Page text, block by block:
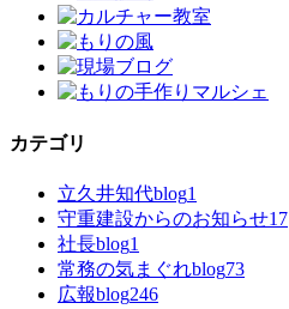
カテゴリ
立久井知代blog1
守重建設からのお知らせ17
社長blog1
常務の気まぐれblog73
広報blog246